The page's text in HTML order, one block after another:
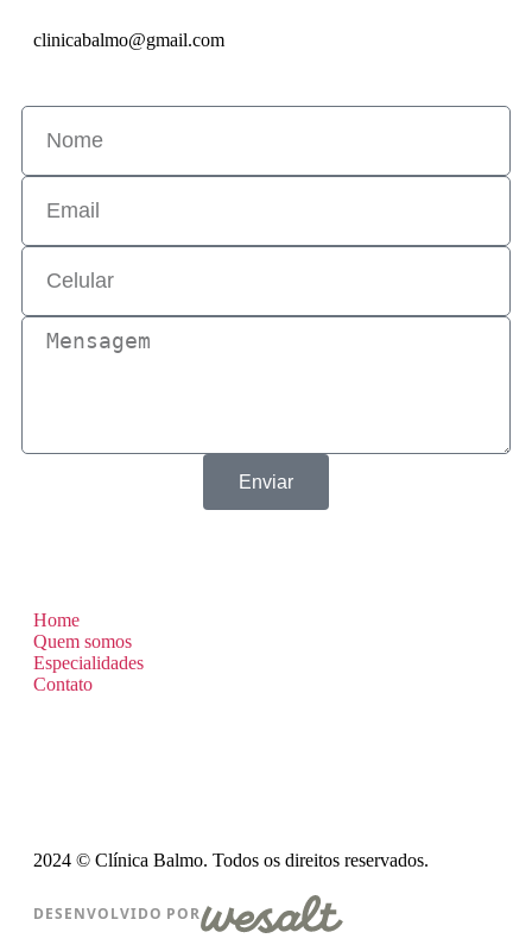
clinicabalmo@gmail.com
Enviar
Home
Quem somos
Especialidades
Contato
2024 © Clínica Balmo. Todos os direitos reservados.
DESENVOLVIDO POR